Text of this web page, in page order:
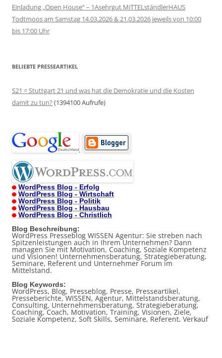
Einladung „Open House“ – 1Asehrgut MiTTELständlerHAUS
Todtmoos am Samstag 14.03.2026 & 21.03.2026 jeweils von 10:00
bis 17:00 Uhr
BELIEBTE PRESSEARTIKEL
S21 = Stuttgart 21 und was hat die Demokratie und die Kosten
damit zu tun? (1394100 Aufrufe)
.
WordPress Blog - Erfolg
WordPress Blog - Wirtschaft
WordPress Blog - Politik
WordPress Blog - Hausbau
WordPress Blog - Christlich
Blog Beschreibung:
WordPress Presseblog WISSEN Agentur: Sie streben nach
Spitzenleistungen auch in Ihrem Unternehmen? Dann
managen Sie mit Motivation, Coaching, Soziale Kompetenz
und Visionen! Unternehmensberatung, Strategieberatung,
Seminare, Referent und Unternehmer Forum im
Mittelstand.
Blog Keywords:
WordPress, Blog, Presseblog, Presse, Presseartikel,
Presseberichte, WISSEN, Agentur, Mittelstandsberatung,
Consulting, Unternehmensberatung, Strategieberatung,
Coaching, Coach, Motivation, Training, Visionen, Ziele,
Soziale Kompetenz, Soft Skills, Seminare, Referent, Verkauf